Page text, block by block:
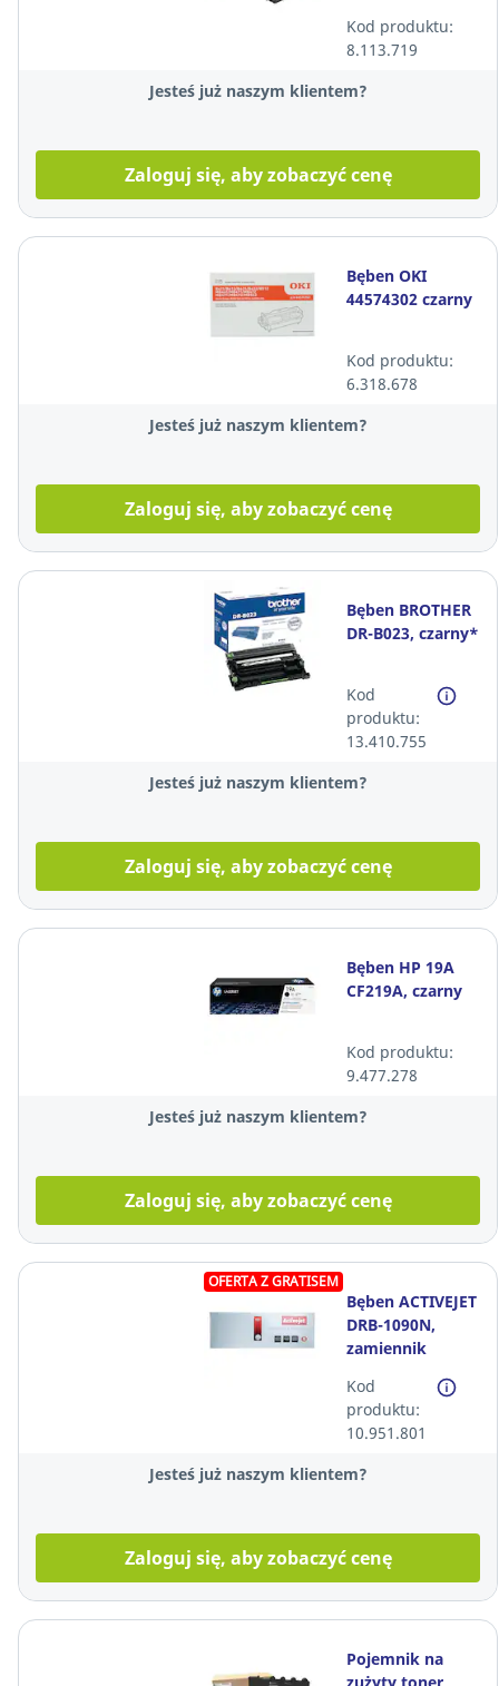
Kod produktu:
8.113.719
Jesteś już naszym klientem?
Zaloguj się, aby zobaczyć cenę
Bęben OKI
44574302 czarny
Kod produktu:
6.318.678
Jesteś już naszym klientem?
Zaloguj się, aby zobaczyć cenę
Bęben BROTHER
DR-B023, czarny*
Kod
produktu:
13.410.755
Jesteś już naszym klientem?
Zaloguj się, aby zobaczyć cenę
Bęben HP 19A
CF219A, czarny
Kod produktu:
9.477.278
Jesteś już naszym klientem?
Zaloguj się, aby zobaczyć cenę
OFERTA Z GRATISEM
Bęben ACTIVEJET
DRB-1090N,
zamiennik
1090*
Kod
produktu:
10.951.801
Jesteś już naszym klientem?
Zaloguj się, aby zobaczyć cenę
Pojemnik na